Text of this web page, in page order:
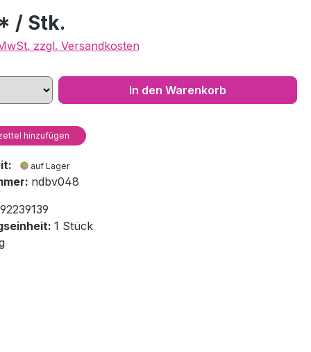
/ Stk.
zzgl. Versandkosten
In den Warenkorb
hinzufügen
auf Lager
ndbv048
1 Stück